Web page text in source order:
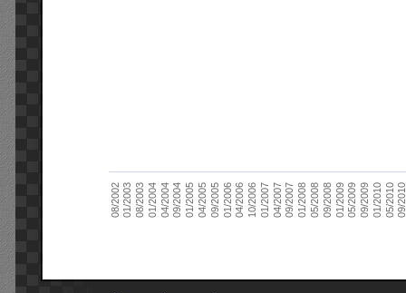
08/200201/200308/200301/200404/200409/200401/200504/200509/200501/200604/200610/200601/200704/200709/200701/200805/200809/200801/200905/200909/200901/201005/201009/